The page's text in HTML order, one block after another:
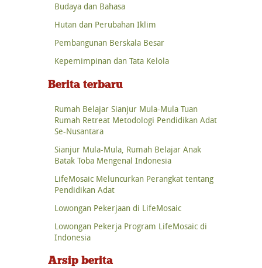
Budaya dan Bahasa
Hutan dan Perubahan Iklim
Pembangunan Berskala Besar
Kepemimpinan dan Tata Kelola
Berita terbaru
Rumah Belajar Sianjur Mula-Mula Tuan
Rumah Retreat Metodologi Pendidikan Adat
Se-Nusantara
Sianjur Mula-Mula, Rumah Belajar Anak
Batak Toba Mengenal Indonesia
LifeMosaic Meluncurkan Perangkat tentang
Pendidikan Adat
Lowongan Pekerjaan di LifeMosaic
Lowongan Pekerja Program LifeMosaic di
Indonesia
Arsip berita